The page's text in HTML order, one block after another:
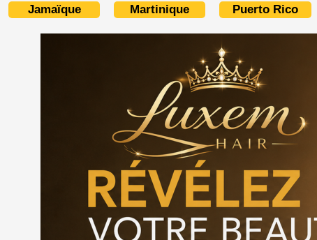
Jamaïque Martinique Puerto Rico